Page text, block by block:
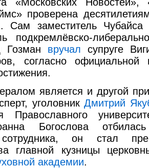
проверена
Сам заместитель
подкремлёвско-
Гозман вручал супруге
согласно
является и другой
уголовникДмитрий
Православного
Богослова
сотрудника, он стал
главной кузницы
академии.